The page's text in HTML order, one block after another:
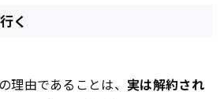
く
理由であることは、 実は解約され